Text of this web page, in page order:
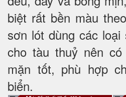
biệt rất bền màu
sơn lót dùng các loại
cho tàu thuỷ nên
mặn tốt, phù hợp
biển.